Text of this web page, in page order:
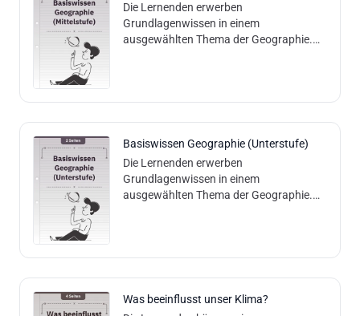
Die Lernenden erwerben
Grundlagenwissen in einem
ausgewählten Thema der Geographie.
Basiswissen Geographie (Unterstufe)
Die Lernenden erwerben
Grundlagenwissen in einem
ausgewählten Thema der Geographie.
Was beeinflusst unser Klima?